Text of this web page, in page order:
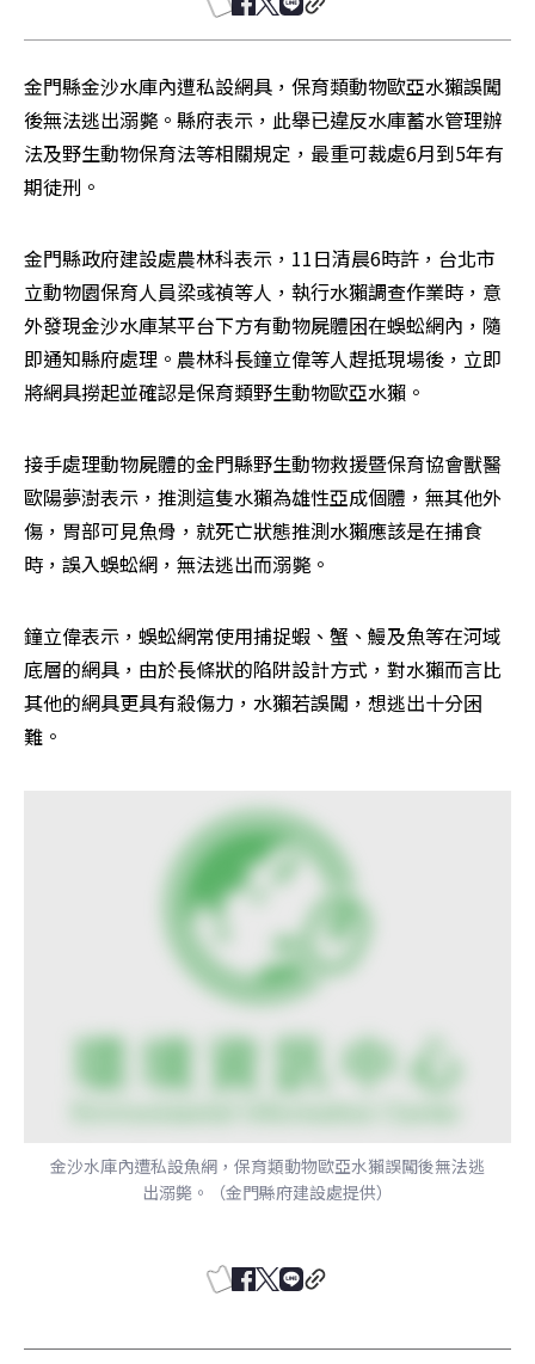
金門縣金沙水庫內遭私設網具，保育類動物歐亞水獺誤闖
後無法逃出溺斃。縣府表示，此舉已違反水庫蓄水管理辦
法及野生動物保育法等相關規定，最重可裁處6月到5年有
期徒刑。
金門縣政府建設處農林科表示，11日清晨6時許，台北市
立動物園保育人員梁彧禎等人，執行水獺調查作業時，意
外發現金沙水庫某平台下方有動物屍體困在蜈蚣網內，隨
即通知縣府處理。農林科長鐘立偉等人趕抵現場後，立即
將網具撈起並確認是保育類野生動物歐亞水獺。
接手處理動物屍體的金門縣野生動物救援暨保育協會獸醫
歐陽夢澍表示，推測這隻水獺為雄性亞成個體，無其他外
傷，胃部可見魚骨，就死亡狀態推測水獺應該是在捕食
時，誤入蜈蚣網，無法逃出而溺斃。
鐘立偉表示，蜈蚣網常使用捕捉蝦、蟹、鰻及魚等在河域
底層的網具，由於長條狀的陷阱設計方式，對水獺而言比
其他的網具更具有殺傷力，水獺若誤闖，想逃出十分困
難。
金沙水庫內遭私設魚網，保育類動物歐亞水獺誤闖後無法逃
出溺斃。（金門縣府建設處提供）